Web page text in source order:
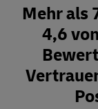
Mehr als
4,6